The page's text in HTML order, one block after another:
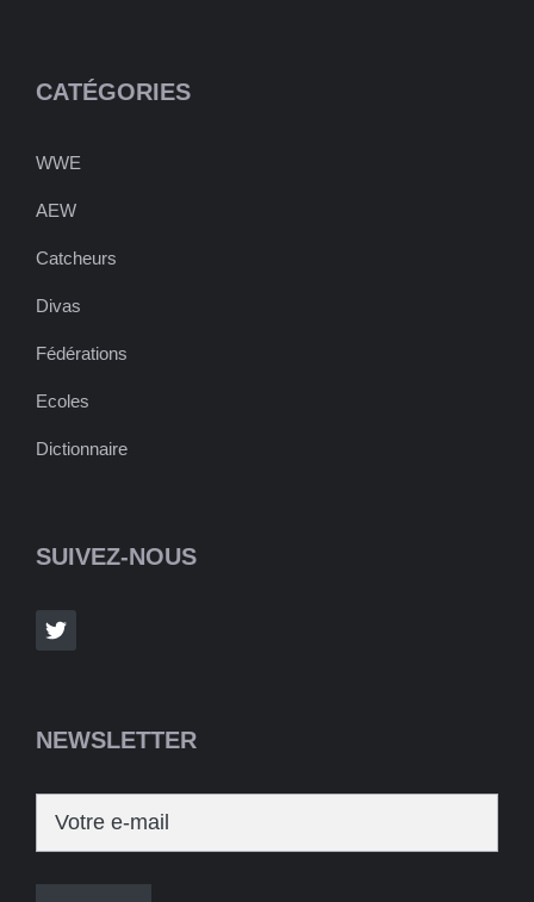
CATÉGORIES
WWE
AEW
Catcheurs
Divas
Fédérations
Ecoles
Dictionnaire
SUIVEZ-NOUS
NEWSLETTER